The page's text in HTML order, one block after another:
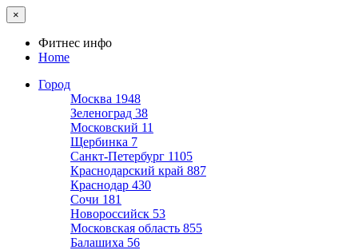
×
Фитнес инфо
Home
Город
Москва 1948
Зеленоград 38
Московский 11
Щербинка 7
Санкт-Петербург 1105
Краснодарский край 887
Краснодар 430
Сочи 181
Новороссийск 53
Московская область 855
Балашиха 56